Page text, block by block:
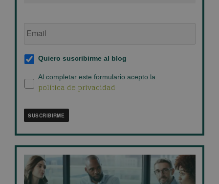
de
Suscripción
al
blog
*
Quiero suscribirme al blog
Política
de
Al completar este formulario acepto la
política de privacidad
SUSCRIBIRME